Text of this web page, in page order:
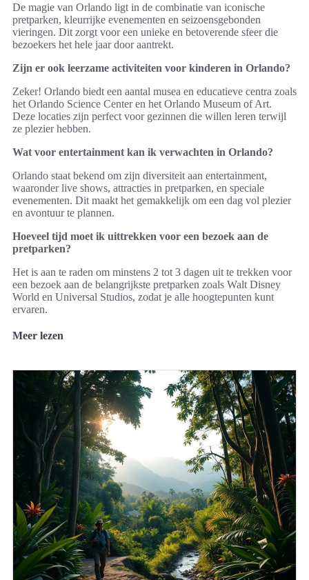
De magie van Orlando ligt in de combinatie van iconische
pretparken, kleurrijke evenementen en seizoensgebonden
vieringen. Dit zorgt voor een unieke en betoverende sfeer die
bezoekers het hele jaar door aantrekt.
Zijn er ook leerzame activiteiten voor kinderen in Orlando?
Zeker! Orlando biedt een aantal musea en educatieve centra zoals
het Orlando Science Center en het Orlando Museum of Art.
Deze locaties zijn perfect voor gezinnen die willen leren terwijl
ze plezier hebben.
Wat voor entertainment kan ik verwachten in Orlando?
Orlando staat bekend om zijn diversiteit aan entertainment,
waaronder live shows, attracties in pretparken, en speciale
evenementen. Dit maakt het gemakkelijk om een dag vol plezier
en avontuur te plannen.
Hoeveel tijd moet ik uittrekken voor een bezoek aan de
pretparken?
Het is aan te raden om minstens 2 tot 3 dagen uit te trekken voor
een bezoek aan de belangrijkste pretparken zoals Walt Disney
World en Universal Studios, zodat je alle hoogtepunten kunt
ervaren.
Meer lezen